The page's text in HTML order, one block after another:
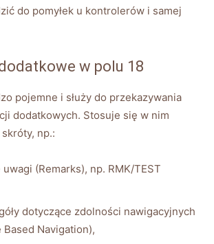
do pomyłek u kontrolerów i samej
w polu 18
pojemne i służy do przekazywania
dodatkowych. Stosuje się w nim
np.:
(Remarks), np. RMK/TEST
dotyczące zdolności nawigacyjnych
Navigation),